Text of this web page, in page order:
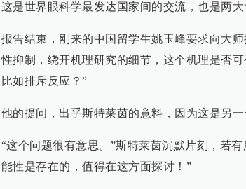
这是世界眼科学最发达国家间的交流，也是两大
报告结束，刚来的中国留学生姚玉峰要求向大
性抑制，绕开机理研究的细节，这个机理是否
比如排斥反应？”
他的提问，出乎斯特莱茵的意料，因为这是另一
“这个问题很有意思。”斯特莱茵沉默片刻，若
能性是存在的，值得在这方面探讨！”